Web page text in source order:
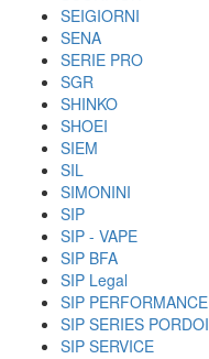
SEIGIORNI
SENA
SERIE PRO
SGR
SHINKO
SHOEI
SIEM
SIL
SIMONINI
SIP
SIP - VAPE
SIP BFA
SIP Legal
SIP PERFORMANCE
SIP SERIES PORDOI
SIP SERVICE